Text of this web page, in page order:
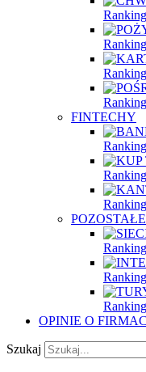
Ranking
Ranking
Ranking
Ranking
FINTECHY
Ranking
Ranking
Ranking
POZOSTAŁE
Ranking
Ranking
Ranking
OPINIE O
Szukaj